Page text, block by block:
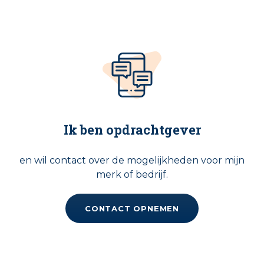
Ik ben opdrachtgever
en wil contact over de mogelijkheden voor mijn
merk of bedrijf.
CONTACT OPNEMEN